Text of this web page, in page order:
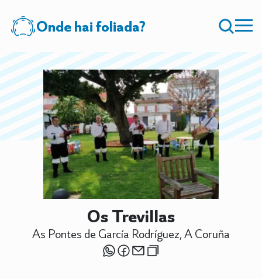
Onde hai foliada?
Os Trevillas
As Pontes de García Rodríguez, A Coruña